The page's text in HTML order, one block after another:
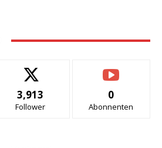
3,913
Follower
0
Abonnenten